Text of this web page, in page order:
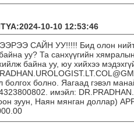
10-10 12:53:46
САЙН УУ!!!!! Бид олон
уу? Та санхүүгийн
байна уу, юу хийхээ
болгох болно. Яагаад гэвэл
имэйл:
зуун, Наян мянган доллар)